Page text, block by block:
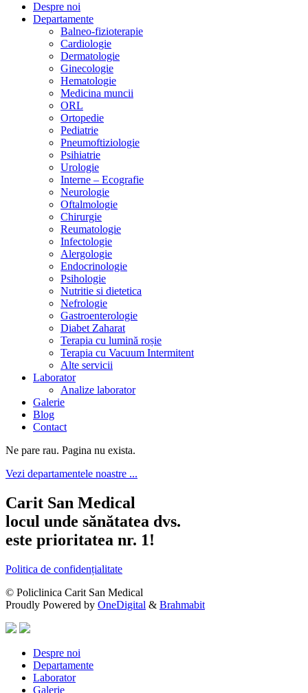
Despre noi
Departamente
Balneo-fizioterapie
Cardiologie
Dermatologie
Ginecologie
Hematologie
Medicina muncii
ORL
Ortopedie
Pediatrie
Pneumoftiziologie
Psihiatrie
Urologie
Interne – Ecografie
Neurologie
Oftalmologie
Chirurgie
Reumatologie
Infectologie
Alergologie
Endocrinologie
Psihologie
Nutritie si dietetica
Nefrologie
Gastroenterologie
Diabet Zaharat
Terapia cu lumină roșie
Terapia cu Vacuum Intermitent
Alte servicii
Laborator
Analize laborator
Galerie
Blog
Contact
Ne pare rau. Pagina nu exista.
Vezi departamentele noastre ...
Carit San Medical
locul unde sănătatea dvs.
este prioritatea nr. 1!
Politica de confidențialitate
© Policlinica Carit San Medical
Proudly Powered by OneDigital & Brahmabit
Despre noi
Departamente
Laborator
Galerie